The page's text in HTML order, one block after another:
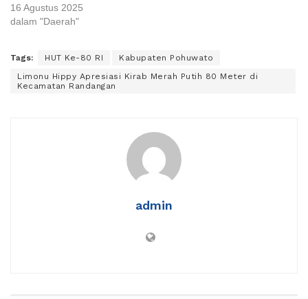
16 Agustus 2025
dalam "Daerah"
Tags: HUT Ke-80 RI
Kabupaten Pohuwato
Limonu Hippy Apresiasi Kirab Merah Putih 80 Meter di
Kecamatan Randangan
admin